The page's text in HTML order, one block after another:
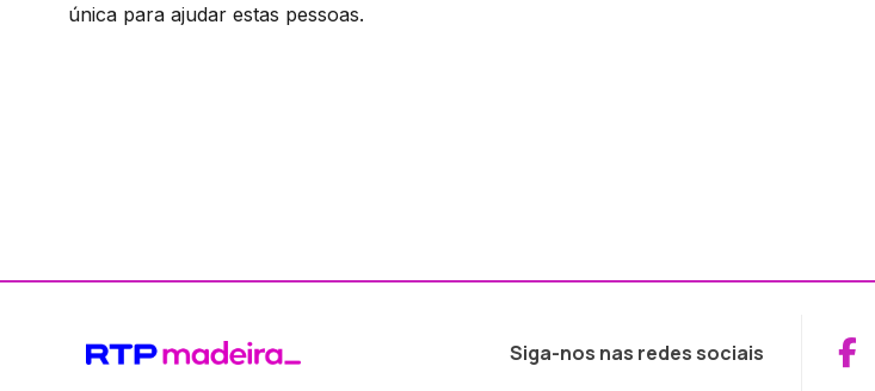
única para ajudar estas pessoas.
Siga-nos nas redes sociais